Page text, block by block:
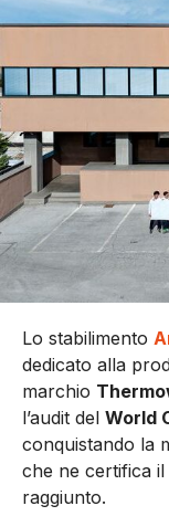
Lo stabilimento
dedicato alla
marchio
l’audit del World
conquistando la
che ne certifica
raggiunto.